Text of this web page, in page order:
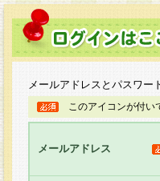
メールアドレスとパスワー
このアイコンが付い
メールアドレス